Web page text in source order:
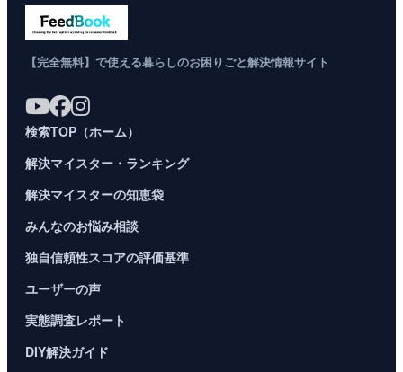
【完全無料】で使える暮らしのお困りごと解決情報サイト
検索TOP（ホーム）
解決マイスター・ランキング
解決マイスターの知恵袋
みんなのお悩み相談
独自信頼性スコアの評価基準
ユーザーの声
実態調査レポート
DIY解決ガイド